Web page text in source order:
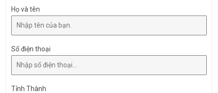
Họ và tên
Số điện thoại
Tỉnh Thành